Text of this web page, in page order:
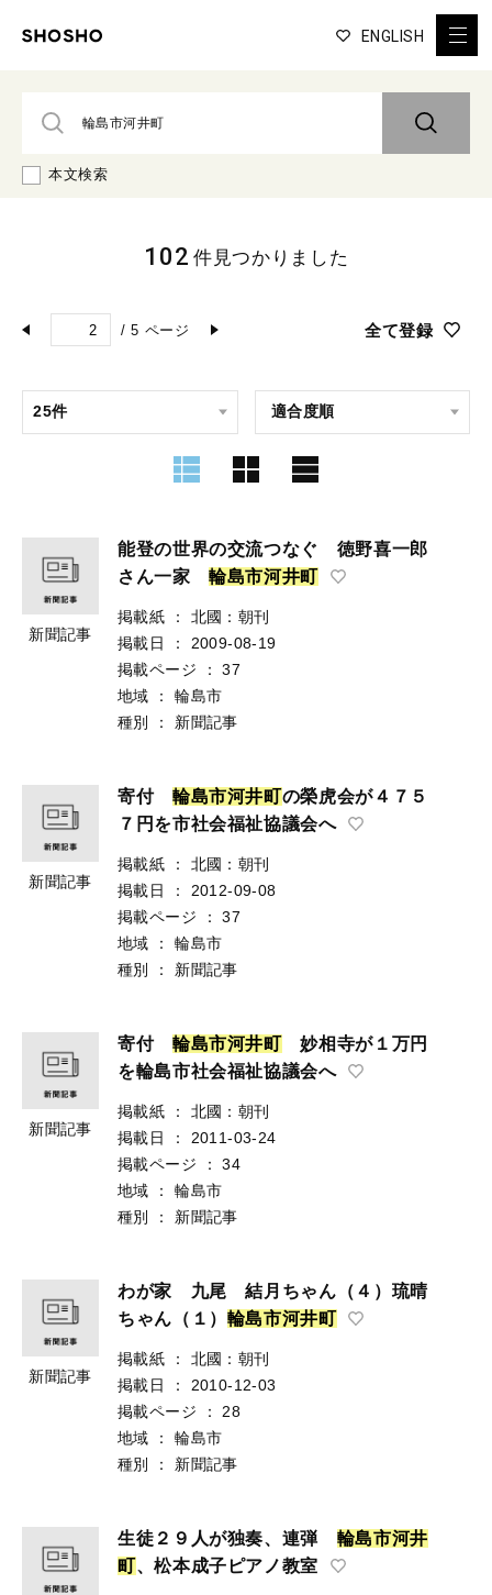
ENGLISH
本文検索
/ 5 ページ 全て登録
102 件見つかりました
新聞記事
能登の世界の交流つなぐ 徳野喜一郎
さん一家輪島市河井町
掲載紙 ：
北國：朝刊
掲載日
：
2009-08-19
掲載ページ
：
37
地域
：
輪島市
種別
： 新聞記事
新聞記事
寄付 輪島市河井町の榮虎会が４７５
７円を市社会福祉協議会へ
掲載紙 ：
北國：朝刊
掲載日
：
2012-09-08
掲載ページ
：
37
地域
：
輪島市
種別
： 新聞記事
新聞記事
寄付 輪島市河井町妙相寺が１万円
を輪島市社会福祉協議会へ
掲載紙 ：
北國：朝刊
掲載日
：
2011-03-24
掲載ページ
：
34
地域
：
輪島市
種別
： 新聞記事
新聞記事
わが家 九尾 結月ちゃん（４）琉晴
ちゃん（１） 輪島市河井町
掲載紙 ：
北國：朝刊
掲載日
：
2010-12-03
掲載ページ
：
28
地域
：
輪島市
種別
： 新聞記事
生徒２９人が独奏、連弾 輪島市河井
町、松本成子ピアノ教室